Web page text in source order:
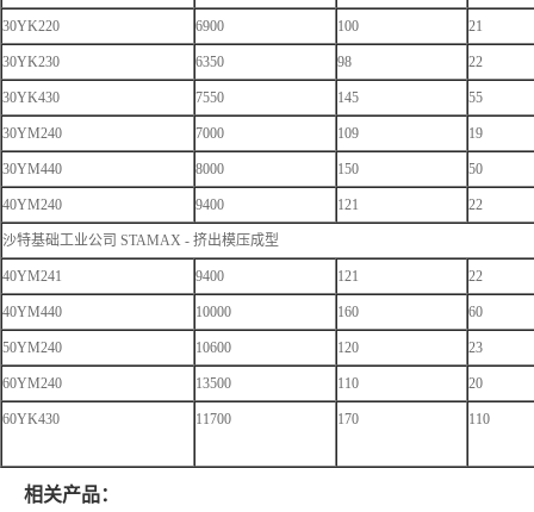
30YK220 6900 100 21
30YK230 6350 98 22
30YK430 7550 145 55
30YM240 7000 109 19
30YM440 8000 150 50
40YM240 9400 121 22
沙特基础工业公司 STAMAX - 挤出模压成型
40YM241 9400 121 22
40YM440 10000 160 60
50YM240 10600 120 23
60YM240 13500 110 20
60YK430 11700 170 110
相关产品：